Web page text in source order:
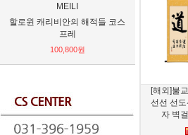
MEILI
할로윈 캐리비안의 해적들 코스
프레
100,800원
불교용품
[해외]불
선선 선
자 벽